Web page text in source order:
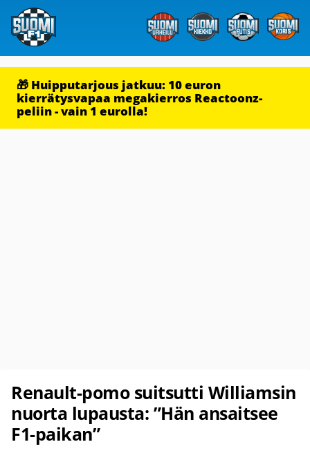
🎁 Huipputarjous jatkuu: 10 euron
kierrätysvapaa megakierros Reactoonz-
peliin - vain 1 eurolla!
Renault-pomo suitsutti Williamsin
nuorta lupausta: ”Hän ansaitsee
F1-paikan”